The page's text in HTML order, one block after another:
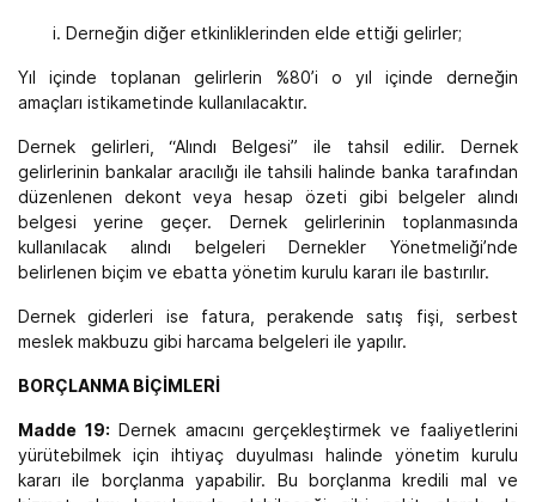
Derneğin diğer etkinliklerinden elde ettiği gelirler;
Yıl içinde toplanan gelirlerin %80’i o yıl içinde derneğin
amaçları istikametinde kullanılacaktır.
Dernek gelirleri, “Alındı Belgesi” ile tahsil edilir. Dernek
gelirlerinin bankalar aracılığı ile tahsili halinde banka tarafından
düzenlenen dekont veya hesap özeti gibi belgeler alındı
belgesi yerine geçer. Dernek gelirlerinin toplanmasında
kullanılacak alındı belgeleri Dernekler Yönetmeliği’nde
belirlenen biçim ve ebatta yönetim kurulu kararı ile bastırılır.
Dernek giderleri ise fatura, perakende satış fişi, serbest
meslek makbuzu gibi harcama belgeleri ile yapılır.
BORÇLANMA BİÇİMLERİ
Madde 19: Dernek amacını gerçekleştirmek ve faaliyetlerini
yürütebilmek için ihtiyaç duyulması halinde yönetim kurulu
kararı ile borçlanma yapabilir. Bu borçlanma kredili mal ve